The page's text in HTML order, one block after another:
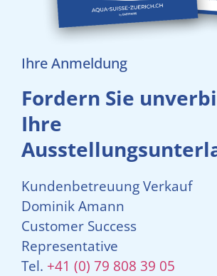
Ihre Anmeldung
Fordern Sie
Ihre
Kundenbetreuung Verkauf
Dominik Amann
Customer Success
Representative
Tel. +41 (0) 79 808 39 05